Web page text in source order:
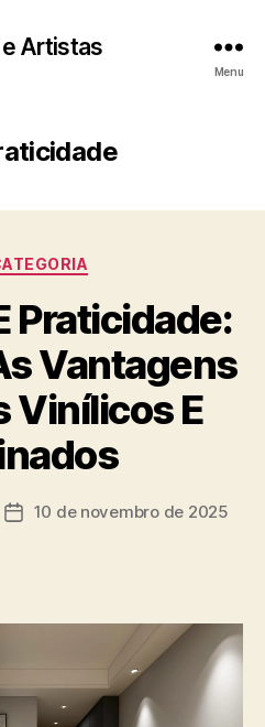
Artistas
Menu
Categorias
Praticidade:
Vantagens
Vinílicos E
Data10 de novembro de 2025